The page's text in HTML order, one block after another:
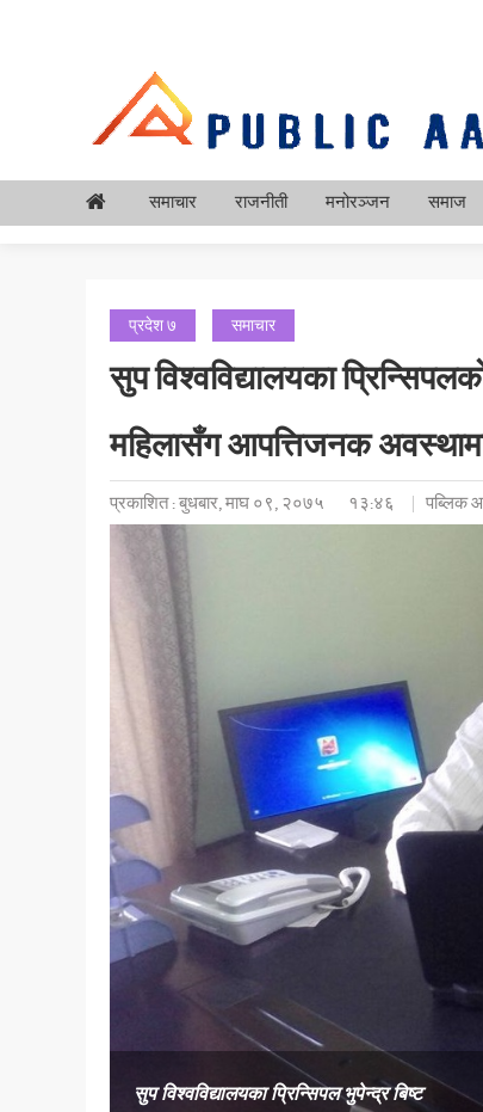
समाचार राजनीती मनोरञ्जन समाज
प्रदेश ७ समाचार
सुप विश्वविद्यालयका
महिलासँग आपत्तिजनक
प्रकाशित : बुधबार, माघ ०९, २०७५ १३:४६ पब्लिक
सुप विश्वविद्यालयका प्रिन्सिपल भुपेन्द्र बिष्ट